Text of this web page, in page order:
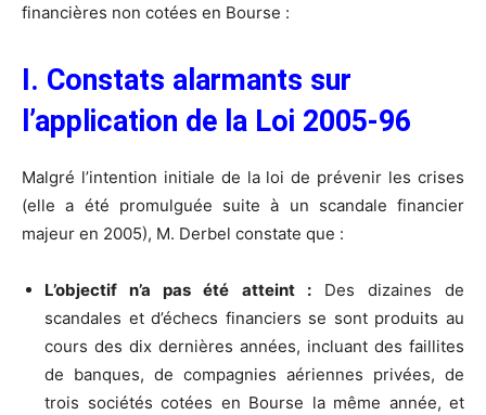
financières non cotées en Bourse :
I. Constats alarmants sur
l’application de la Loi 2005-96
Malgré l’intention initiale de la loi de prévenir les crises
(elle a été promulguée suite à un scandale financier
majeur en 2005), M. Derbel constate que :
L’objectif n’a pas été atteint :Des dizaines de
scandales et d’échecs financiers se sont produits au
cours des dix dernières années, incluant des faillites
de banques, de compagnies aériennes privées, de
trois sociétés cotées en Bourse la même année, et